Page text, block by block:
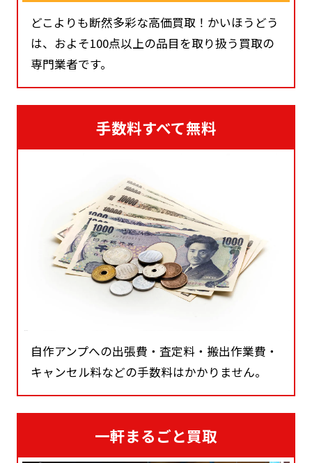
どこよりも断然多彩な高価買取！かいほうどう
は、およそ100点以上の品目を取り扱う買取の
専門業者です。
手数料すべて無料
自作アンプへの出張費・査定料・搬出作業費・
キャンセル料などの手数料はかかりません。
一軒まるごと買取